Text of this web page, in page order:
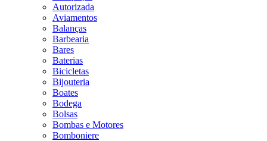
Autorizada
Aviamentos
Balanças
Barbearia
Bares
Baterias
Bicicletas
Bijouteria
Boates
Bodega
Bolsas
Bombas e Motores
Bomboniere